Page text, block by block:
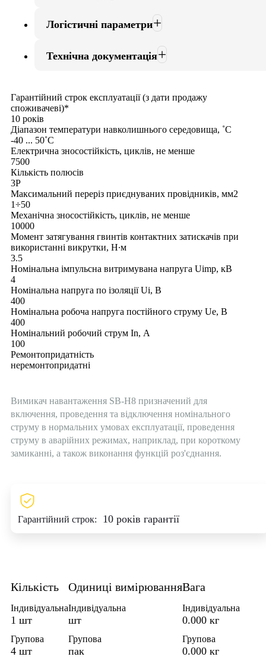
Логістичні параметри
Технічна документація
Гарантійний строк експлуатації (з дати продажу
споживачеві)*
10 років
Діапазон температури навколишнього середовища, ˚С
-40 ... 50˚С
Електрична зносостійкість, циклів, не менше
7500
Кількість полюсів
3P
Максимальний переріз приєднуваних провідників, мм2
1÷50
Механічна зносостійкість, циклів, не менше
10000
Момент затягування гвинтів контактних затискачів при
використанні викрутки, Н∙м
3.5
Номінальна імпульсна витримувана напруга Uimp, кВ
4
Номінальна напруга по ізоляції Uі, В
400
Номінальна робоча напруга постійного струму Ue, В
400
Номінальний робочий струм In, А
100
Ремонтопридатність
неремонтопридатні
Вимикач навантаження SB-H8 призначений для
включення, проведення та відключення номінального
струму в нормальних умовах експлуатації, проведення
струму в аварійних режимах, наприклад, при короткому
замиканні, а також виконання функцій роз'єднання.
Гарантійний строк: 10 років гарантії
Кількість
Індивідуальна
1 шт
Групова
4 шт
Одиниці вимірювання
Індивідуальна
шт
Групова
пак
Вага
Індивідуальна
0.000 кг
Групова
0.000 кг